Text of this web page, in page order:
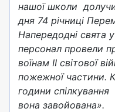
нашої школи
дня 74 річниці
Напередодні свята
персонал провели
воїнам ІІ світової
пожежної частини.
години
вона